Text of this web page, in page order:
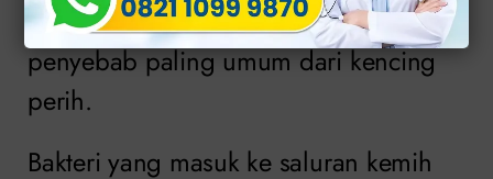
Infeksi saluran kemih (ISK) merupakan
penyebab paling umum dari kencing
perih.
Bakteri yang masuk ke saluran kemih